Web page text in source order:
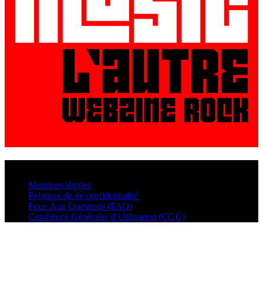
Mentions légales
Politique de de confidentialité
Foire Aux Questions (FAQ)
Conditions Générales d’Utilisation (CGU)